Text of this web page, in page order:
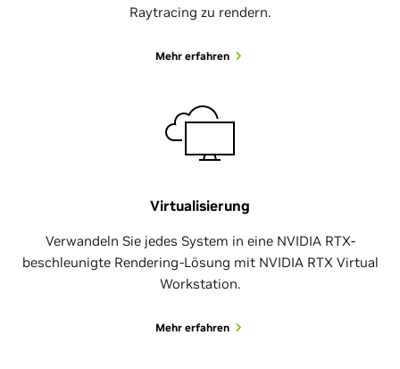
Raytracing zu rendern.
Mehr erfahren
Virtualisierung
Verwandeln Sie jedes System in eine NVIDIA RTX-
beschleunigte Rendering-Lösung mit NVIDIA RTX Virtual
Workstation.
Mehr erfahren